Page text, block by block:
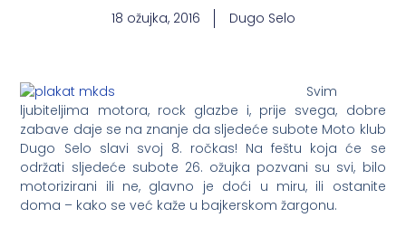
18 ožujka, 2016 Dugo Selo
Svim
ljubiteljima motora, rock glazbe i, prije svega, dobre
zabave daje se na znanje da sljedeće subote Moto klub
Dugo Selo slavi svoj 8. ročkas! Na feštu koja će se
održati sljedeće subote 26. ožujka pozvani su svi, bilo
motorizirani ili ne, glavno je doći u miru, ili ostanite
doma – kako se već kaže u bajkerskom žargonu.